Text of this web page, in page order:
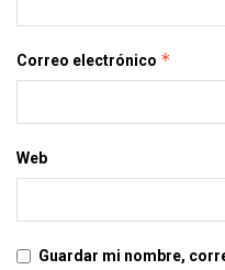
Correo electrónico *
Web
Guardar mi nombre,